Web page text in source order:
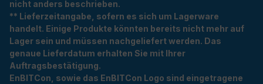
nicht anders beschrieben.
** Lieferzeitangabe, sofern es sich um Lagerware
handelt. Einige Produkte könnten bereits nicht mehr auf
Lager sein und müssen nachgeliefert werden. Das
genaue Lieferdatum erhalten Sie mit Ihrer
Auftragsbestätigung.
EnBITCon, sowie das EnBITCon Logo sind eingetragene